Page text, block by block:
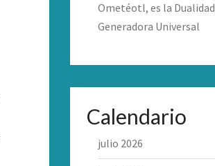
Ometéotl, es la Dualidad
Generadora Universal
Calendario
julio 2026